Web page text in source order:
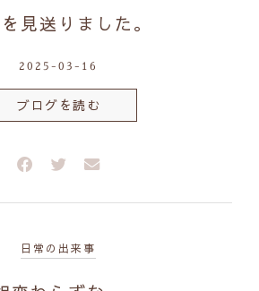
見送りました。
2025-03-16
ブログを読む
日常の出来事